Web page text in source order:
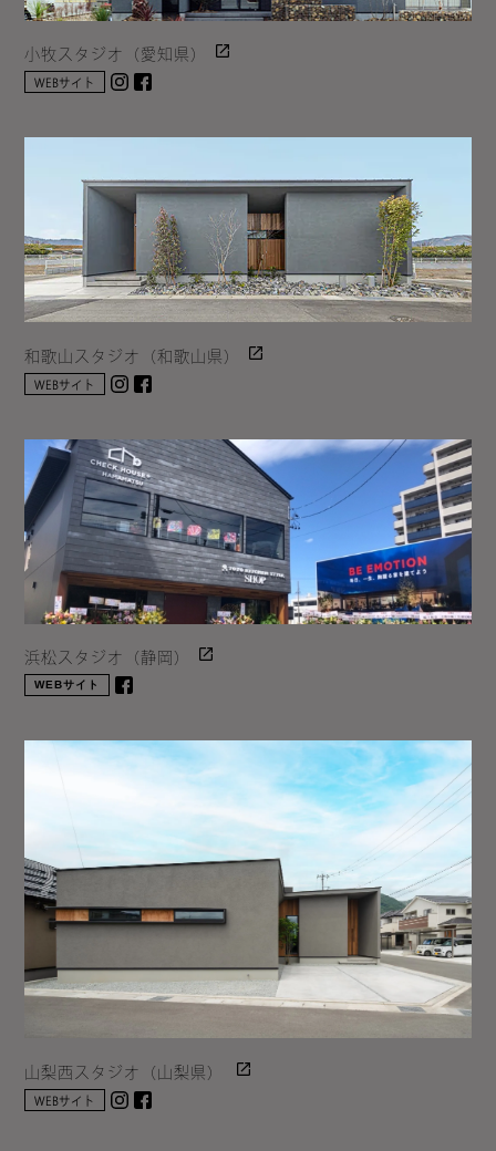
小牧スタジオ（愛知県）
WEBサイト Instagram
和歌山スタジオ（和歌山県）
WEBサイト Instagram
浜松スタジオ（静岡）
WEBサイト
山梨西スタジオ（山梨県）
WEBサイト Instagram